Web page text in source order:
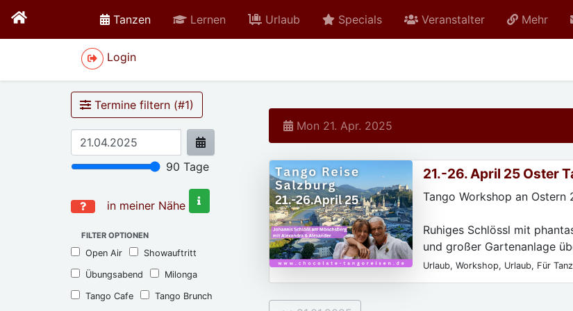
Tanzenactive Lernen Urlaub Specials Veranstalter Mehr
Login
Termine filtern (#1)
90 Tage
in meiner Nähe
FILTER OPTIONEN
Open Air Showauftritt
Übungsabend Milonga
Tango Cafe Tango Brunch
Mon 21. Apr. 2025
21.-26. April 25 Oster
Salzburg
Tango Workshop an Ostern
Ruhiges Schlössl mit
und großer Gartenanlage
Salzburgs.
Urlaub, Workshop, Urlaub, Für